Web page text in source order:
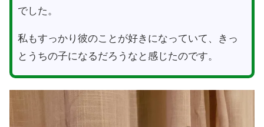
でした。
私もすっかり彼のことが好きになっていて、きっ
とうちの子になるだろうなと感じたのです。